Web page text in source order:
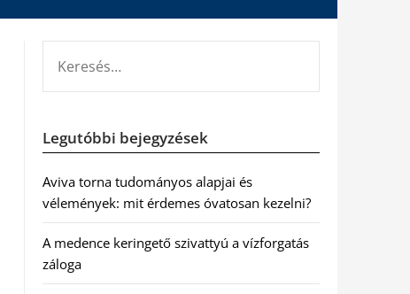
Legutóbbi bejegyzések
Aviva torna tudományos alapjai és
vélemények: mit érdemes óvatosan kezelni?
A medence keringető szivattyú a vízforgatás
záloga